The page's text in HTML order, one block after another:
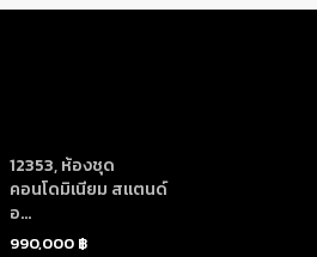
12353, ห้องชุด
คอนโดมิเนียม สแตนด์
อ...
990,000 ฿